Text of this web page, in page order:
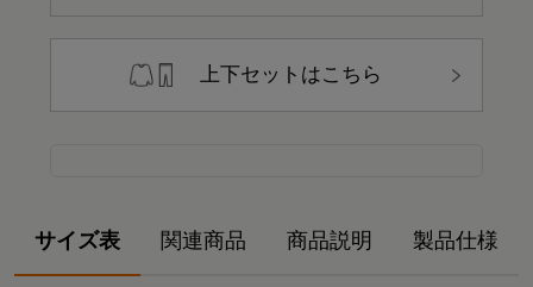
上下セットはこちら
サイズ表 関連商品 商品説明 製品仕様